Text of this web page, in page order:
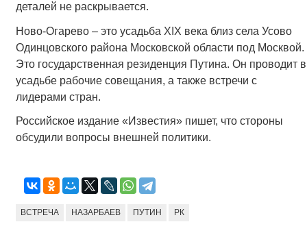
деталей не раскрывается.
Ново-Огарево – это усадьба XIX века близ села Усово
Одинцовского района Московской области под Москвой.
Это государственная резиденция Путина. Он проводит в
усадьбе рабочие совещания, а также встречи с
лидерами стран.
Российское издание «Известия» пишет, что стороны
обсудили вопросы внешней политики.
ВСТРЕЧА НАЗАРБАЕВ ПУТИН РК